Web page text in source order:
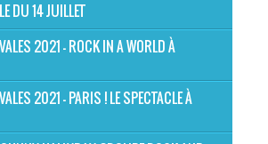
DU 14 JUILLET
2021 - ROCK IN A WORLD À
2021 - PARIS ! LE SPECTACLE À